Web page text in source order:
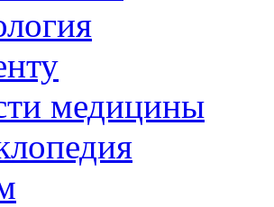
медицины